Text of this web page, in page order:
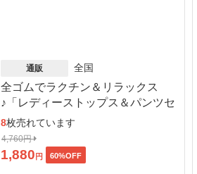
通販 全国
全ゴムでラクチン＆リラックス
♪「レディーストップス＆パンツセ
ット」
8枚売れています
4,760円
1,880 円 60%OFF